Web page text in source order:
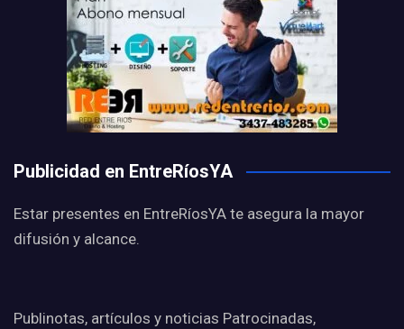
Publicidad en EntreRíosYA
Estar presentes en EntreRíosYA te asegura la mayor
difusión y alcance.
Publinotas, artículos y noticias Patrocinadas,